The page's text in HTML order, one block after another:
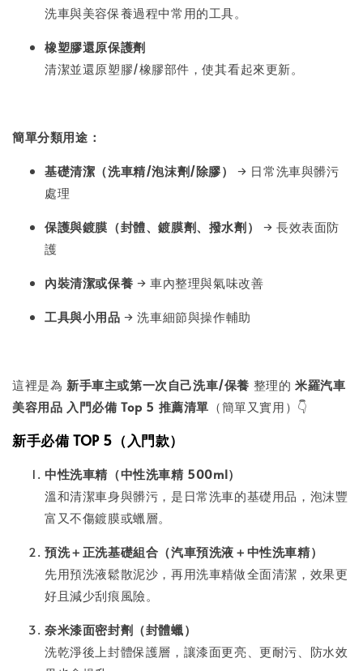
洗車與美容保養過程中常用的工具。
橡塑膠還原保護劑
清潔並還原塑膠/橡膠部件，使其看起來更新。
簡單分類用途：
基礎清潔（洗車精/泡沫劑/除膠）
→ 日常洗車與髒污
處理
保護與鍍膜（封體、鍍膜劑、撥水劑）
→ 長效表面防
護
內裝清潔或保養 → 車內整理與氣味改善
工具與小用品 → 洗車細節與操作輔助
這裡是為 新手車主或第一次自己洗車/保養 整理的 米羅汽車
美容用品 入門必備 Top 5 推薦清單 （簡單又實用）👇
新手必備 TOP 5（入門款）
中性洗車精（中性洗車精 500ml）
溫和清潔車身與髒污，是日常洗車的基礎用品，泡沫豐
富又不傷鍍膜或蠟層。
預洗＋正洗基礎組合（汽車預洗液＋中性洗車精）
先用預洗液鬆散泥沙，再用洗車精做全面清潔，效果更
好且減少刮痕風險。
奈米漆面密封劑（封體蠟）
洗乾淨後上封體保護層，讓漆面更亮、更耐污、防水效